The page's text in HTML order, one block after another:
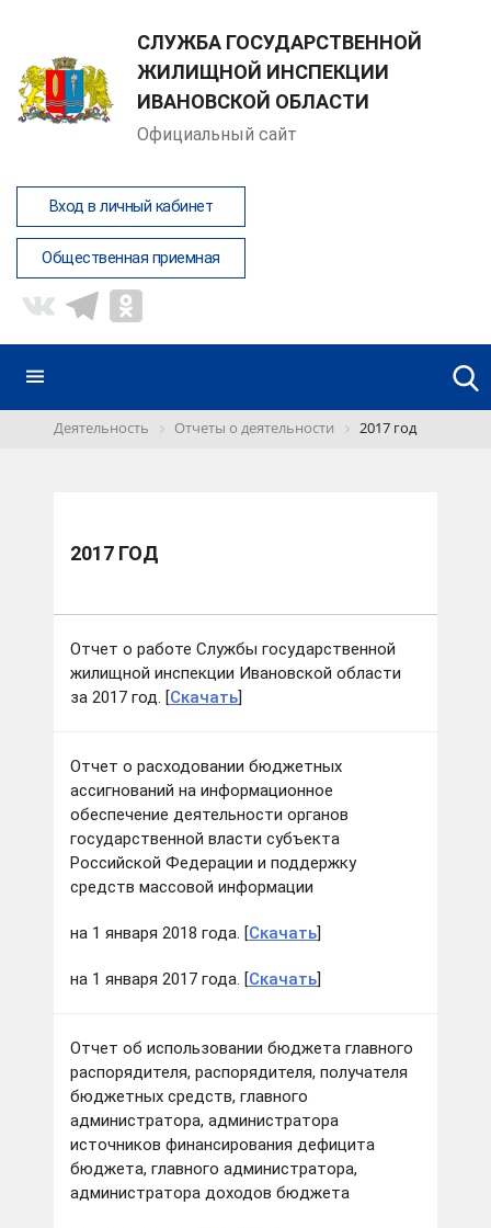
СЛУЖБА ГОСУДАРСТВЕННОЙ
ЖИЛИЩНОЙ ИНСПЕКЦИИ
ИВАНОВСКОЙ ОБЛАСТИ
Официальный сайт
Вход в личный кабинет
Общественная приемная
Деятельность Отчеты о деятельности 2017 год
2017 ГОД
Отчет о работе Службы государственной
жилищной инспекции Ивановской области
за 2017 год. [Скачать]
Отчет о расходовании бюджетных
ассигнований на информационное
обеспечение деятельности органов
государственной власти субъекта
Российской Федерации и поддержку
средств массовой информации
на 1 января 2018 года. [Скачать]
на 1 января 2017 года. [Скачать]
Отчет об использовании бюджета главного
распорядителя, распорядителя, получателя
бюджетных средств, главного
администратора, администратора
источников финансирования дефицита
бюджета, главного администратора,
администратора доходов бюджета